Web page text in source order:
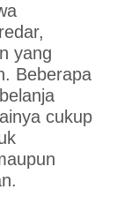
yang
Beberapa
cukup